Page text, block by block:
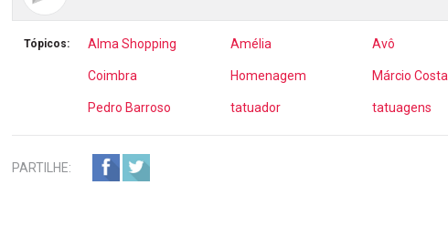
Tópicos: Alma Shopping Amélia Avô
Coimbra Homenagem Márcio Costa
Pedro Barroso tatuador tatuagens
PARTILHE: